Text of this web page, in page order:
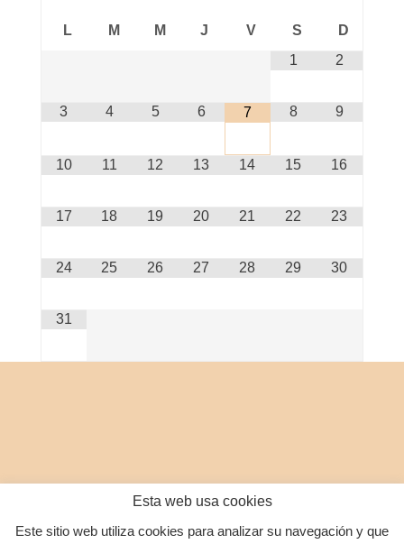
L M M J V S
D
1
2
3 4 5 6 7 8 9
10 11 12 13 14 15 16
17 18 19 20 21 22 23
24 25 26 27 28 29 30
31
Esta web usa cookies
Este sitio web utiliza cookies para analizar su navegación y que